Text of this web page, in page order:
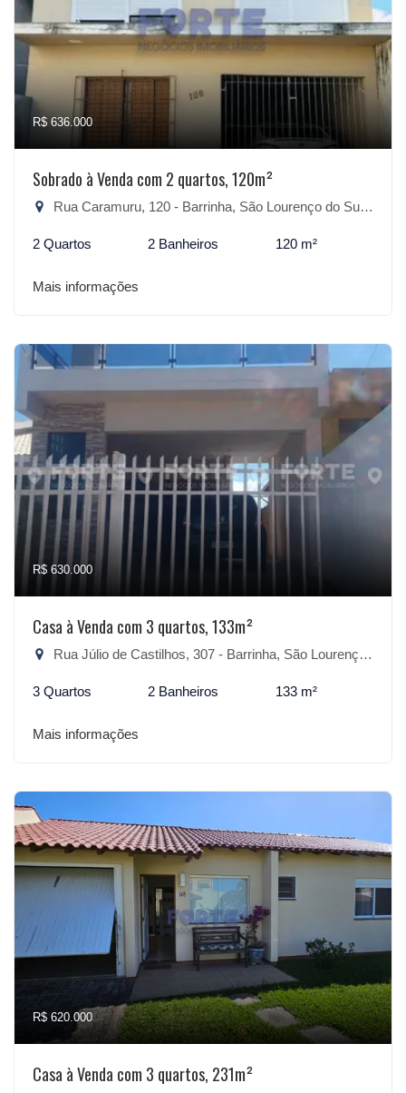
R$ 636.000
Sobrado à Venda com 2 quartos, 120m²
Rua Caramuru, 120 - Barrinha, São Lourenço do Sul-RS
2 Quartos 2 Banheiros 120 m²
Mais informações
R$ 630.000
Casa à Venda com 3 quartos, 133m²
Rua Júlio de Castilhos, 307 - Barrinha, São Lourenço do Sul-RS
3 Quartos 2 Banheiros 133 m²
Mais informações
R$ 620.000
Casa à Venda com 3 quartos, 231m²